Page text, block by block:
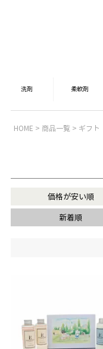
HOME 商品一覧 ギフト
価格が安い順
新着順